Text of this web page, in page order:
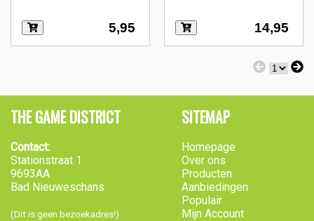
5,95 14,95
THE GAME DISTRICT
Contact:
Stationstraat 1
9693AA
Bad Nieuweschans
(Dit is geen bezoekadres!)
SITEMAP
Homepage
Over ons
Producten
Aanbiedingen
Populair
Mijn Account